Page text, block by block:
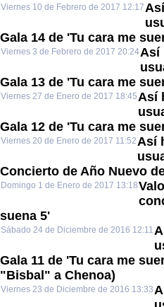
Viernes 10 de Febrero de 2017 12:17
Gala 14 de 'Tu cara me
Viernes 3 de Febrero de 2017 20:24Así
Gala 13 de 'Tu cara me
Viernes 27 de Enero de 2017 18:45Así
Gala 12 de 'Tu cara me
Viernes 20 de Enero de 2017 11:52Así
Concierto de Año Nuevo
Domingo 1 de Enero de 2017 13:18
suena 5'
Sábado 24 de Diciembre de 2016 12:11
Gala 11 de 'Tu cara me
"Bisbal" a Chenoa)
Viernes 23 de Diciembre de 2016 13:33